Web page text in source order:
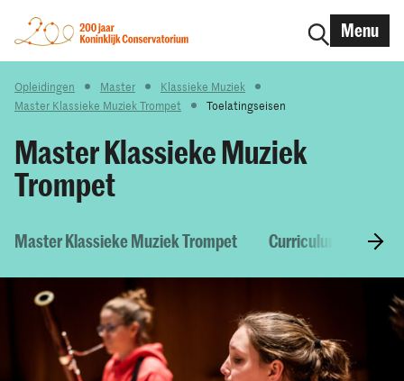
Menu
Opleidingen Master
Klassieke Muziek
Master Klassieke Muziek Trompet
Toelatingseisen
Master Klassieke Muziek
Trompet
Master Klassieke Muziek Trompet Curriculum & Vakken